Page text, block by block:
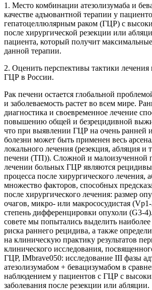
1. Место комбинации атезолизумаба и
качестве адъювантной терапии у
гепатоцеллюлярным раком (ГЦР) с
после хирургической резекции или
пациента, который получит
данной терапии.
2. Оценить перспективы тактики
ГЦР в России.
Рак печени остается глобальной
и заболеваемость растет во всем мире.
диагностика и своевременное лечение
повышению общей и безрецидивной
что при выявлении ГЦР на очень ранней
болезни может быть применен весь
локального лечения (резекция, абляция и
печени (ТП)). Сложной и малоизученной
лечении больных ГЦР являются рецидивы
процесса после хирургического лечения,
множество факторов, способных
после хирургического лечения: размер
очагов, микро- или макрососудистая
степень дифференцировки опухоли (G3-
совете мы попытались выделить
риска раннего рецидива, а также
на клиническую практику результатов
клинического исследования,
ГЦР, IMbrave050: исследование III фазы
атезолизумабом + бевацизумабом в
наблюдением у пациентов с ГЦР с
заболевания после резекции или абляции.